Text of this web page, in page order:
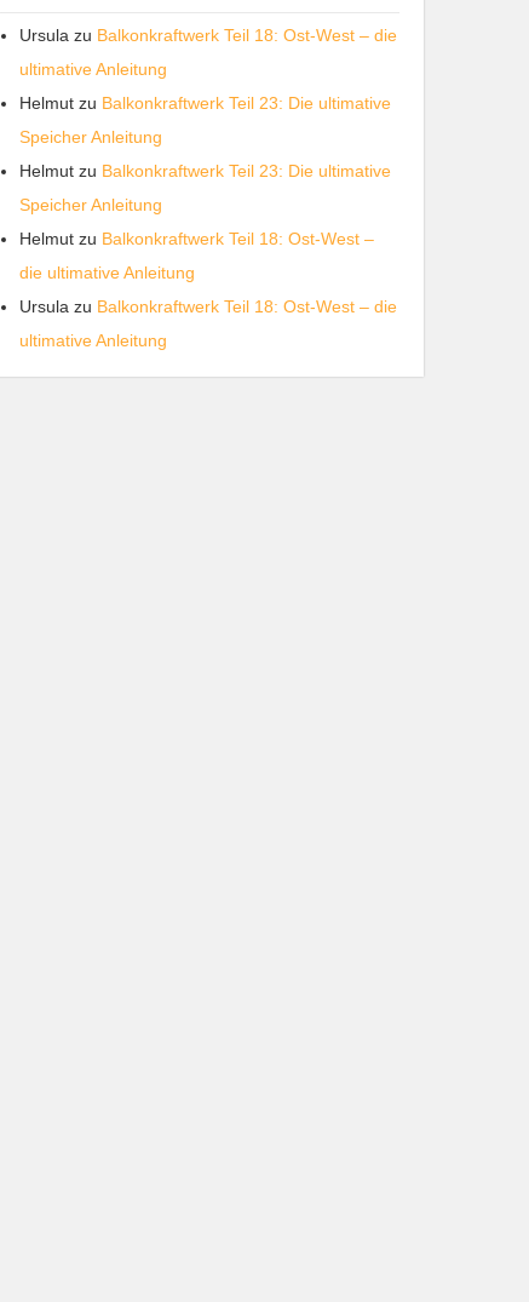
Ursula zu Balkonkraftwerk Teil 18: Ost-West – die
ultimative Anleitung
Helmut zu Balkonkraftwerk Teil 23: Die ultimative
Speicher Anleitung
Helmut zu Balkonkraftwerk Teil 23: Die ultimative
Speicher Anleitung
Helmut zu Balkonkraftwerk Teil 18: Ost-West –
die ultimative Anleitung
Ursula zu Balkonkraftwerk Teil 18: Ost-West – die
ultimative Anleitung